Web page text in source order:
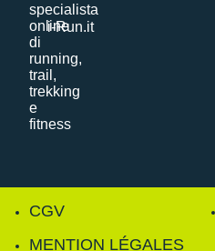
i-Run.it
CGV
MENTION LÉGALES